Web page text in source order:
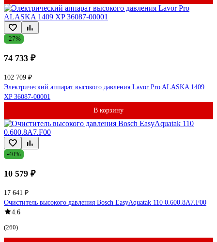
-27%
74 733 ₽
102 709 ₽
Электрический аппарат высокого давления Lavor Pro ALASKA 1409
XP 36087-00001
В корзину
-40%
10 579 ₽
17 641 ₽
Очиститель высокого давления Bosch EasyAquatak 110 0.600.8A7.F00
4.6
(260)